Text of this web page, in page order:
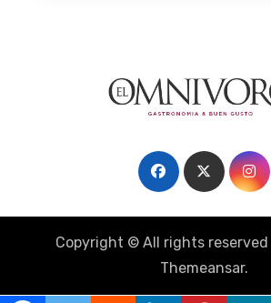
Copyright © All rights reserved
Themeansar.